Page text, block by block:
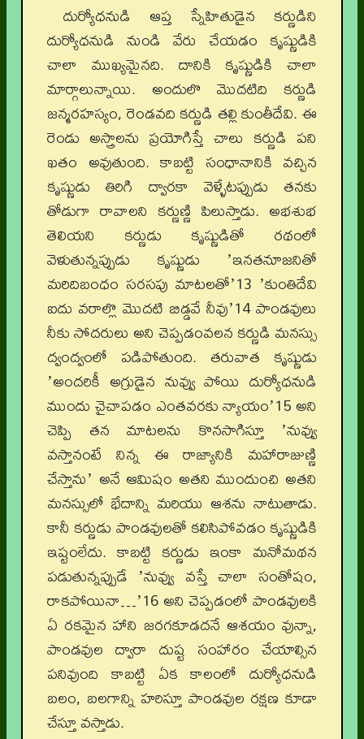
దుర్యోధనుడి ఆప్త స్నేహితుడైన కర్ణుడిని
దుర్యోధనుడి నుండి వేరు చేయడం కృష్ణుడికి
చాలా ముఖ్యమైనది. దానికి కృష్ణుడికి చాలా
మార్గాలున్నాయి. అందులొ మొదటిది కర్ణుడి
జన్మరహస్యం, రెండవది కర్ణుడి తల్లి కుంతీదేవి. ఈ
రెండు అస్త్రాలను ప్రయోగిస్తే చాలు కర్ణుడి పని
ఖతం అవుతుంది. కాబట్టి సంధానానికి వచ్చిన
కృష్ణుడు తిరిగి ద్వారకా వెళ్ళేటప్పుడు తనకు
తోడుగా రావాలని కర్ణుణ్ణి పిలుస్తాడు. అభశుభ
తెలియని కర్ణుడు కృష్ణుడితో రథంలో
వెళుతున్నప్పుడు కృష్ణుడు ʼఇనతనూజనితో
మరిదిబంధం సరసపు మాటలతోʼ13 ʼకుంతిదేవి
ఐదు వరాల్లొ మొదటి బిడ్డవే నీవుʼ14 పాండవులు
నీకు సోదరులు అని చెప్పడంవలన కర్ణుడి మనస్సు
ద్వంద్వంలో పడిపోతుంది. తరువాత కృష్ణుడు
ʼఅందరికీ అగ్రుడైన నువ్వు పోయి దుర్యోధనుడి
ముందు చైచాపడం ఎంతవరకు న్యాయంʼ15 అని
చెప్పి తన మాటలను కొనసాగిస్తూ ʼనువ్వు
వస్తానంటే నిన్న ఈ రాజ్యానికి మహారాజుణ్ణి
చేస్తానుʼ అనే ఆమిషం అతని ముందుంచి అతని
మనస్సులో భేదాన్ని మరియు ఆశను నాటుతాడు.
కానీ కర్ణుడు పాండవులతో కలిసిపోవడం కృష్ణుడికి
ఇష్టంలేదు. కాబట్టి కర్ణుడు ఇంకా మనోమథన
పడుతున్నప్పుడే ʼనువ్వు వస్తే చాలా సంతోషం,
రాకపోయినా…ʼ16 అని చెప్పడంలో పాండవులకి
ఏ రకమైన హాని జరగకూడదనే ఆశయం వున్నా,
పాండవుల ద్వారా దుష్ట సంహారం చేయాల్సిన
పనివుంది కాబట్టి ఏక కాలంలో దుర్యోధనుడి
బలం, బలగాన్ని హరిస్తూ పాండవుల రక్షణ కూడా
చేస్తూ వస్తాడు.